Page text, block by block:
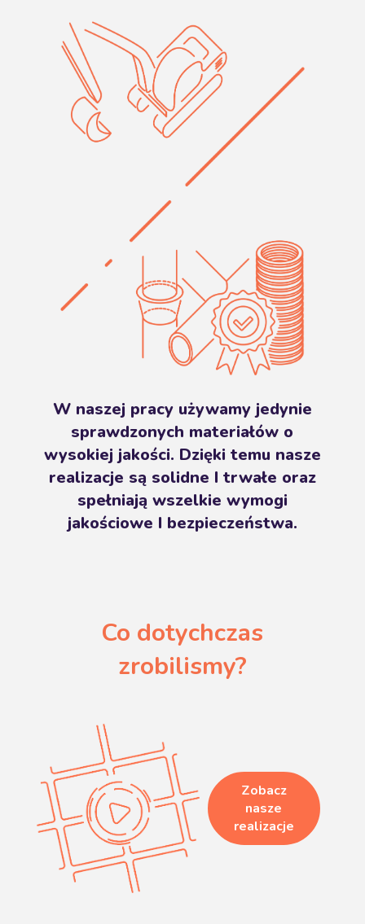
W naszej pracy używamy jedynie
sprawdzonych materiałów o
wysokiej jakości. Dzięki temu nasze
realizacje są solidne I trwałe oraz
spełniają wszelkie wymogi
jakościowe I bezpieczeństwa.
Co dotychczas
zrobilismy?
Zobacz
nasze
realizacje